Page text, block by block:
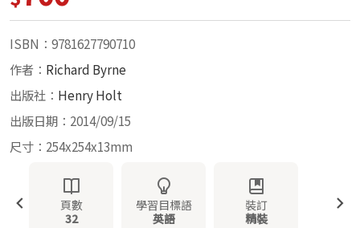
ISBN：9781627790710
作者： Richard Byrne
出版社： Henry Holt
出版日期：2014/09/15
尺寸：254x254x13mm
頁數
32
學習目標語
英語
裝訂
精裝